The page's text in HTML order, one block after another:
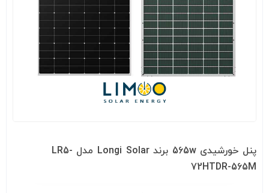
پنل خورشیدی 565w برند Longi Solar مدل LR5-
72HTDR-565M